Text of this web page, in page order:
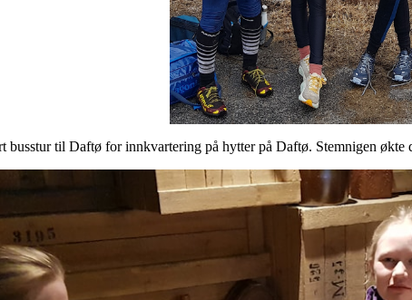
busstur til Daftø for innkvartering på hytter på Daftø. Stemnigen økte